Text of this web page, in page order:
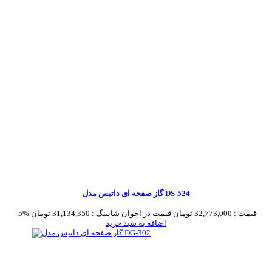
گاز صفحه ای داتیس مدل DS-524
-5% قیمت : 32,773,000 تومان قیمت در اخوان شاپینگ : 31,134,350 تومان
اضافه به سبد خرید